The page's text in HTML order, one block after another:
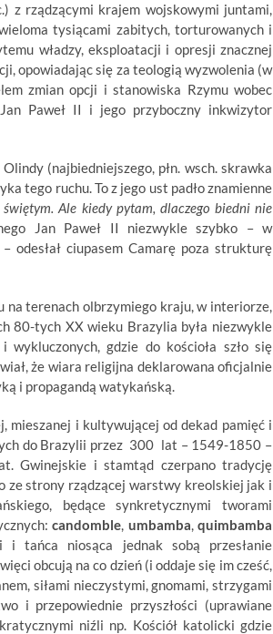
z rządzącymi krajem wojskowymi juntami,
tysiącami zabitych, torturowanych i
władzy, eksploatacji i opresji znacznej
opowiadając się za teologią wyzwolenia (w
zmian opcji i stanowiska Rzymu wobec
Paweł II i jego przyboczny inkwizytor
(najbiedniejszego, płn. wsch. skrawka
tego ruchu. To z jego ust padło znamienne
Ale kiedy pytam, dlaczego biedni nie
Jan Paweł II niezwykle szybko – w
odesłał ciupasem Camarę poza strukturę
na terenach olbrzymiego kraju, w interiorze,
80-tych XX wieku Brazylia była niezwykle
gdzie do kościoła szło się
że wiara religijna deklarowana oficjalnie
i propagandą watykańską.
mieszanej i kultywującej od dekad pamięć i
do Brazylii przez 300 lat – 1549-1850 –
Gwinejskie i stamtąd czerpano tradycję
ze strony rządzącej warstwy kreolskiej jak i
będące synkretycznymi tworami
candomble, umbamba, quimbamba
tańca niosąca jednak sobą przesłanie
obcują na co dzień (i oddaje się im cześć,
siłami nieczystymi, gnomami, strzygami
i przepowiednie przyszłości (uprawiane
niźli np. Kościół katolicki gdzie